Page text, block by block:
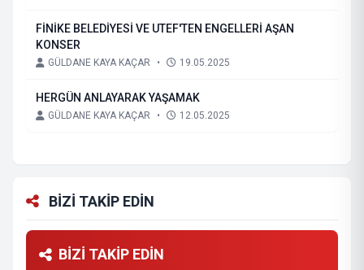
FİNİKE BELEDİYESİ VE UTEF'TEN ENGELLERİ AŞAN
KONSER
GÜLDANE KAYA KAÇAR • 19.05.2025
HERGÜN ANLAYARAK YAŞAMAK
GÜLDANE KAYA KAÇAR • 12.05.2025
BİZİ TAKİP EDİN
BİZİ TAKİP EDİN